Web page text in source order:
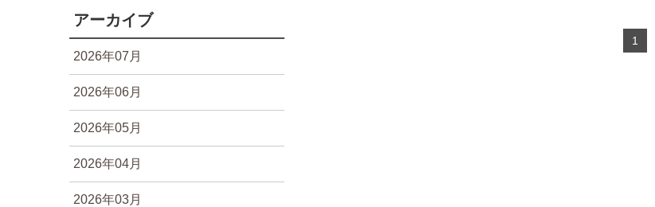
1
アーカイブ
2026年07月
2026年06月
2026年05月
2026年04月
2026年03月